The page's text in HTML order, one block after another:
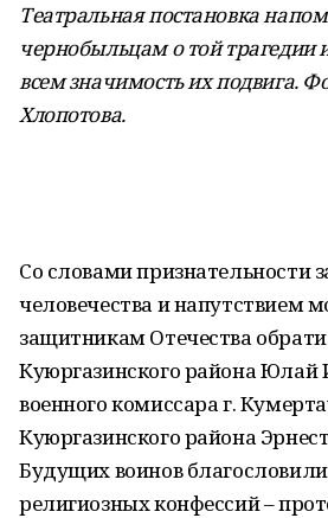
Театральная постановка
чернобыльцам о той трагедии
всем значимость их подвига.
Хлопотова.
Со словами признательности
человечества и напутствием
защитникам Отечества
Куюргазинского района Юлай
военного комиссара г.
Куюргазинского района
Будущих воинов
религиозных конфессий –